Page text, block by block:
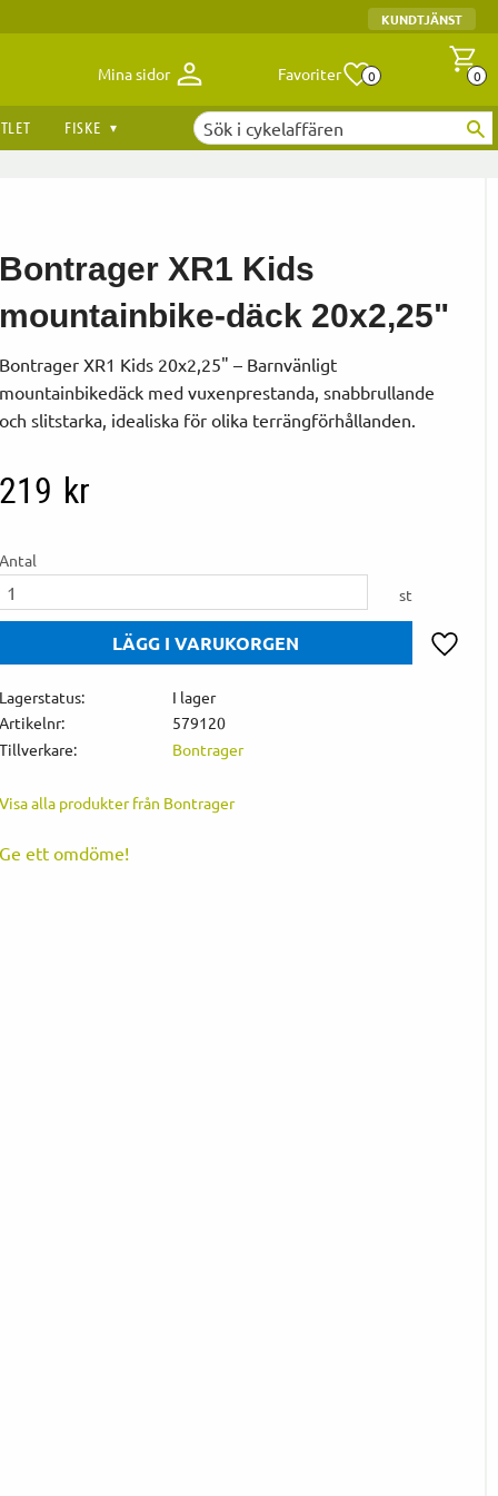
KUNDTJÄNST
Mina sidor Favoriter Antal
0 0
FISKE
XR1 Kids
däck 20x2,25"
XR1 Kids 20x2,25" – Barnvänligt
med vuxenprestanda, snabbrullande
slitstarka, idealiska för olika terrängförhållanden.
kr
st
I lager
579120
Bontrager
alla produkter från Bontrager
ett omdöme!